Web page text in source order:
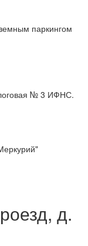
паркингом
№ 3 ИФНС.
д.